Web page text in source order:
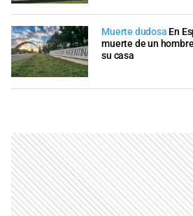
Muerte dudosa En
muerte de un
su casa